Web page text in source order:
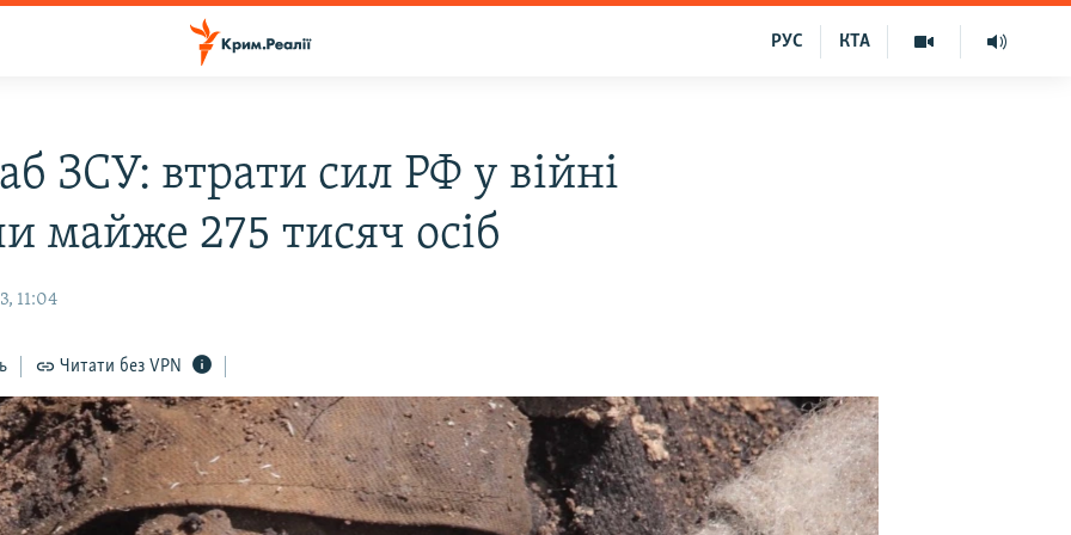
КТА
РУС
ЗСУ: втрати сил РФ у війні
майже 275 тисяч осіб
11:04
Читати без VPN